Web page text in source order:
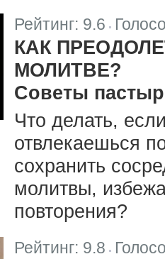
Рейтинг: 9.6
КАК
МОЛИТВЕ?
Советы
Что делать,
отвлекаешься
сохранить
молитвы,
повторения?
Рейтинг: 9.8